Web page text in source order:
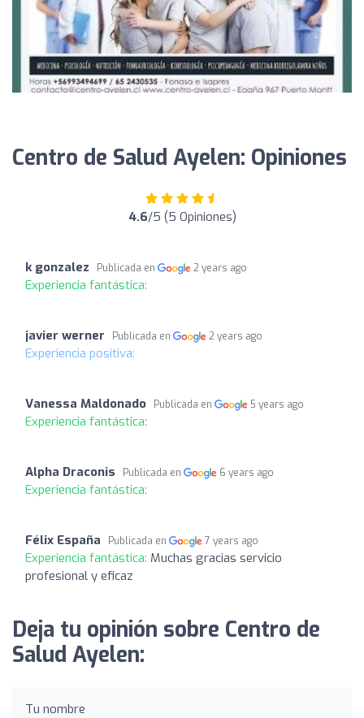
Centro de Salud Ayelen: Opiniones
4.6/5 (5 Opiniones)
k gonzalez Publicada en 2 years ago
Experiencia fantástica:
javier werner Publicada en 2 years ago
Experiencia positiva:
Vanessa Maldonado Publicada en 5 years ago
Experiencia fantástica:
Alpha Draconis Publicada en 6 years ago
Experiencia fantástica:
Félix España Publicada en 7 years ago
Experiencia fantástica: Muchas gracias servicio
profesional y eficaz
Deja tu opinión sobre Centro de
Salud Ayelen:
Tu nombre